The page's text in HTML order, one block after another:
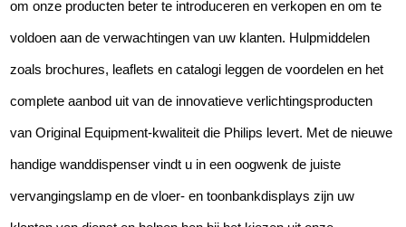
om onze producten beter te introduceren en verkopen en om te
voldoen aan de verwachtingen van uw klanten. Hulpmiddelen
zoals brochures, leaflets en catalogi leggen de voordelen en het
complete aanbod uit van de innovatieve verlichtingsproducten
van Original Equipment-kwaliteit die Philips levert. Met de nieuwe
handige wanddispenser vindt u in een oogwenk de juiste
vervangingslamp en de vloer- en toonbankdisplays zijn uw